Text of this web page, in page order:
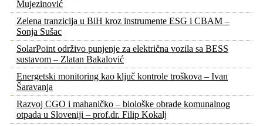
Mujezinović
Zelena tranzicija u BiH kroz instrumente ESG i CBAM –
Sonja Sušac
SolarPoint održivo punjenje za električna vozila sa BESS
sustavom – Zlatan Bakalović
Energetski monitoring kao ključ kontrole troškova – Ivan
Šaravanja
Razvoj CGO i mahaničko – biološke obrade komunalnog
otpada u Sloveniji – prof.dr. Filip Kokalj